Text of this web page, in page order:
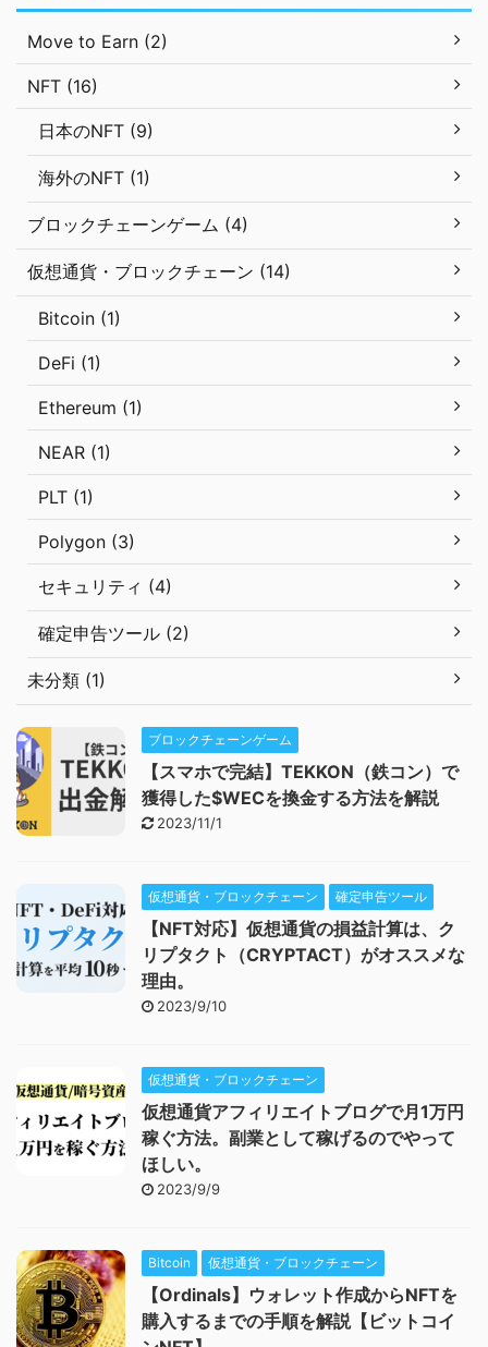
Move to Earn (2)
NFT (16)
日本のNFT (9)
海外のNFT (1)
ブロックチェーンゲーム (4)
仮想通貨・ブロックチェーン (14)
Bitcoin (1)
DeFi (1)
Ethereum (1)
NEAR (1)
PLT (1)
Polygon (3)
セキュリティ (4)
確定申告ツール (2)
未分類 (1)
ブロックチェーンゲーム
【スマホで完結】TEKKON（鉄コン）で
獲得した$WECを換金する方法を解説
2023/11/1
仮想通貨・ブロックチェーン 確定申告ツール
【NFT対応】仮想通貨の損益計算は、ク
リプタクト（CRYPTACT）がオススメな
理由。
2023/9/10
仮想通貨・ブロックチェーン
仮想通貨アフィリエイトブログで月1万円
稼ぐ方法。副業として稼げるのでやって
ほしい。
2023/9/9
Bitcoin 仮想通貨・ブロックチェーン
【Ordinals】ウォレット作成からNFTを
購入するまでの手順を解説【ビットコイ